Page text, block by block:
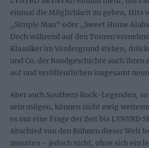
einmal die Möglichkeit zu geben, Hits
„Simple Man“ oder „Sweet Home
Doch während auf den Touren
Klassiker im Vordergrund stehen,
und Co. der Bandgeschichte auch ihren
auf und veröffentlichen insgesamt
Aber auch Southern Rock-Legenden,
sein mögen, können nicht ewig
es nur eine Frage der Zeit bis LYNYRD
Abschied von den Bühnen dieser Welt
mussten – jedoch nicht, ohne sich ein